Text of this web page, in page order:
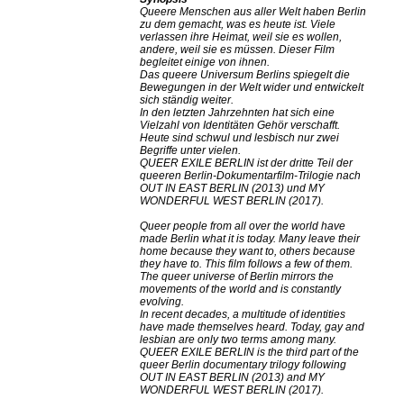
Queere Menschen aus aller Welt haben Berlin
zu dem gemacht, was es heute ist. Viele
verlassen ihre Heimat, weil sie es wollen,
andere, weil sie es müssen. Dieser Film
begleitet einige von ihnen.
Das queere Universum Berlins spiegelt die
Bewegungen in der Welt wider und entwickelt
sich ständig weiter.
In den letzten Jahrzehnten hat sich eine
Vielzahl von Identitäten Gehör verschafft.
Heute sind schwul und lesbisch nur zwei
Begriffe unter vielen.
QUEER EXILE BERLIN ist der dritte Teil der
queeren Berlin-Dokumentarfilm-Trilogie nach
OUT IN EAST BERLIN (2013) und MY
WONDERFUL WEST BERLIN (2017).
Queer people from all over the world have
made Berlin what it is today. Many leave their
home because they want to, others because
they have to. This film follows a few of them.
The queer universe of Berlin mirrors the
movements of the world and is constantly
evolving.
In recent decades, a multitude of identities
have made themselves heard. Today, gay and
lesbian are only two terms among many.
QUEER EXILE BERLIN is the third part of the
queer Berlin documentary trilogy following
OUT IN EAST BERLIN (2013) and MY
WONDERFUL WEST BERLIN (2017).